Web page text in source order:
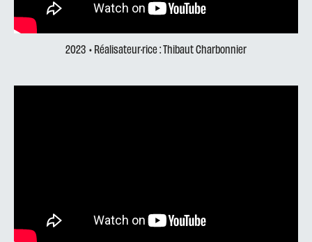
2023 • Réalisateur·rice : Thibaut Charbonnier